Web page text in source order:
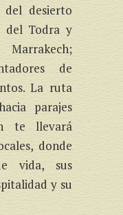
del desierto
del Todra y
de
La ruta
parajes
te llevará
donde
vida, sus
y su